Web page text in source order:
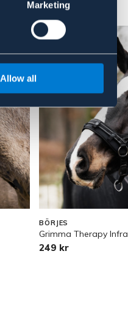
Marketing
Allow all
BÖRJES
Grimma Therapy Infra
249 kr